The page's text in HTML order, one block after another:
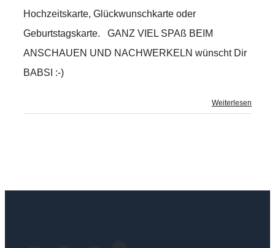
Hochzeitskarte, Glückwunschkarte oder
Geburtstagskarte. GANZ VIEL SPAß BEIM
ANSCHAUEN UND NACHWERKELN wünscht Dir
BABSI :-)
Weiterlesen